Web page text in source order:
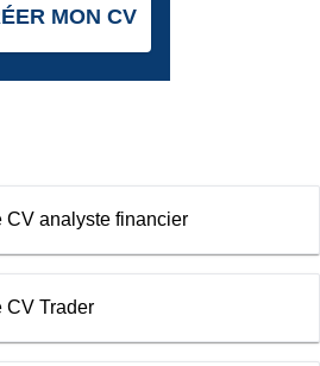
MON CV
CV analyste financier
CV Trader